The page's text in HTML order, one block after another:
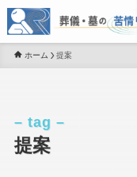
ホーム 提案
提案
– tag –